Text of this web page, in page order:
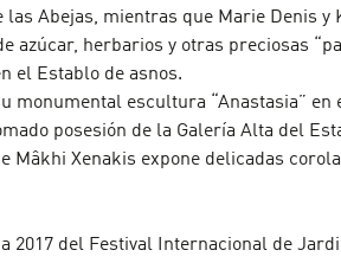
Abejas, mientras que Marie Denis y
azúcar, herbarios y otras preciosas
el Establo de asnos.
monumental escultura “Anastasia” en
posesión de la Galería Alta del
Mâkhi Xenakis expone delicadas
2017 del Festival Internacional de